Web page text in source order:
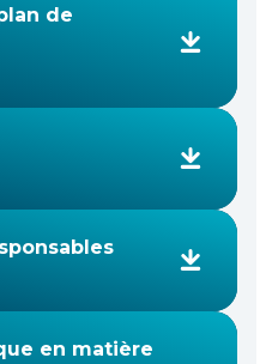
de
en matière